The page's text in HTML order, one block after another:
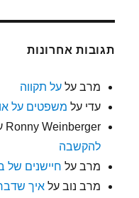
תגובות אחרונות
מרב עלעל תקווה
עדי על משפטים על
Ronny Weinberger
להקשבה
מרב על חיישנים של
מרב נוב עלאיך